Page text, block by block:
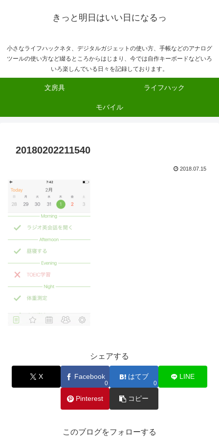
きっと明日はいい日になるっ
小さなライフハックネタ、デジタルガジェットの使い方、手帳などのアナログ
ツールの使い方など綴るところからはじまり、今では自作キーボードなどいろ
いろ楽しんでいる日々を記録しております。
文房具 ライフハック
モバイル
20180202211540
2018.07.15
シェアする
X Facebook
0
はてブ
0
LINE
Pinterest コピー
このブログをフォローする